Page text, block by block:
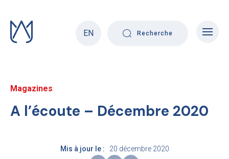
content
EN
Recherche
Magazines
A l’écoute – Décembre 2020
Mis à jour le : 20 décembre 2020